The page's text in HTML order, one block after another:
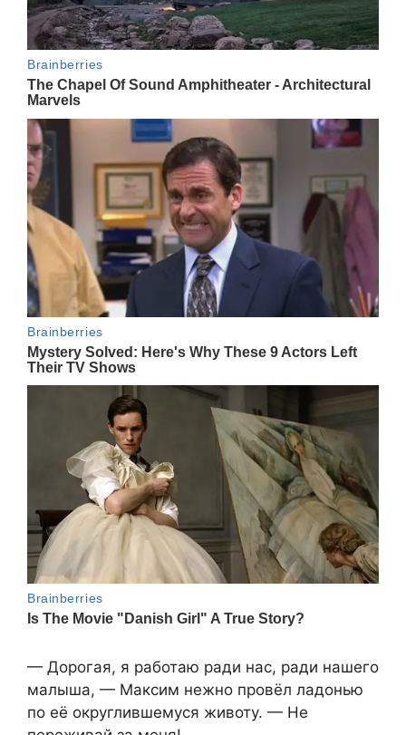
— Дорогая, я работаю ради нас, ради нашего
малыша, — Максим нежно провёл ладонью
по её округлившемуся животу. — Не